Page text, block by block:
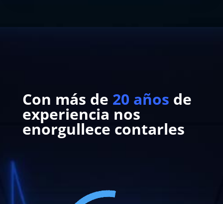
Con más de 20 años de
experiencia nos
enorgullece contarles